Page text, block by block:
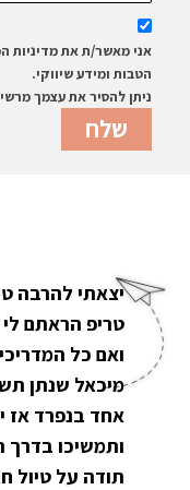
אני מאשר/ת את מדיניות
הטבות ומידע שיווקי.
ניתן להסיר את עצמך
יצאתי להרבה
טריפ הראתם
ואם כל
מיכאל שנתן
אחד בנפרד אז
ותמשיכו בדרך
תודה על טיול